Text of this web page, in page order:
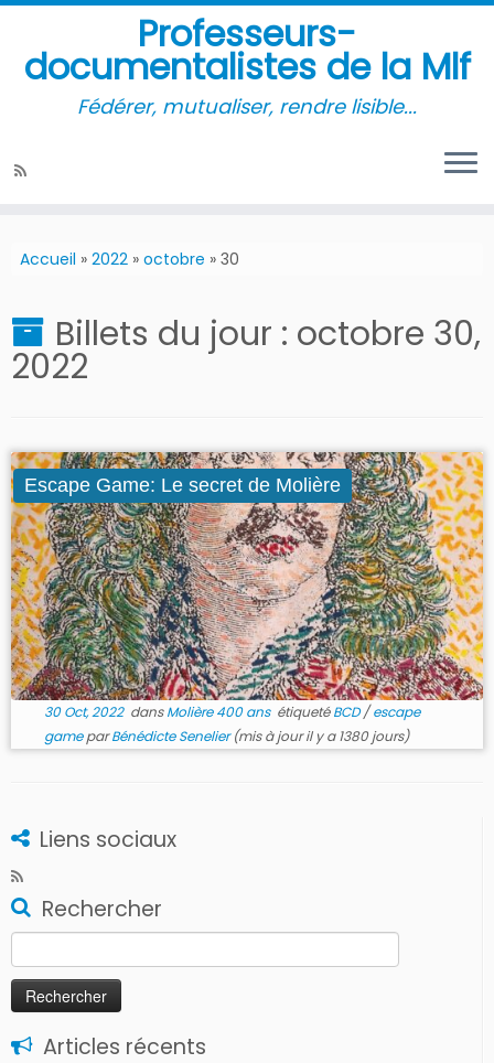
Professeurs-
documentalistes de la Mlf
Fédérer, mutualiser, rendre lisible...
Accueil » 2022 » octobre » 30
Billets du jour : octobre 30,
2022
Escape Game: Le secret de Molière
30 Oct, 2022dansMolière 400 ans étiquetéBCD/escape
gameparBénédicte Senelier(mis à jour il y a 1380 jours)
Liens sociaux
Rechercher
Articles récents